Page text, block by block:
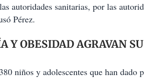
autoridades sanitarias, por las
Pérez.
Y OBESIDAD AGRAVAN
niños y adolescentes que han